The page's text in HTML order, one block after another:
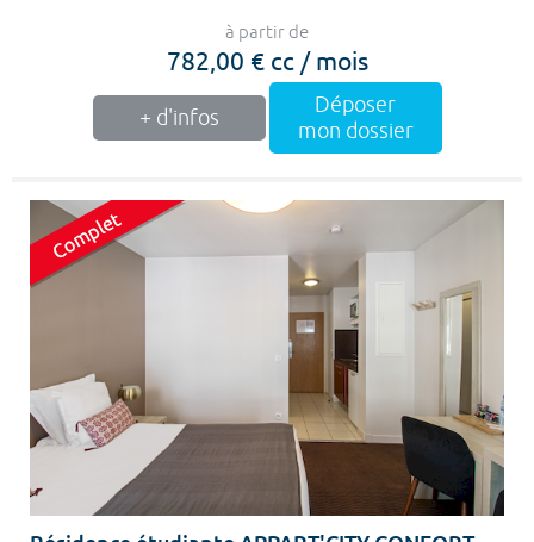
à partir de
782,00 € cc / mois
+ d'infos
Déposer
mon dossier